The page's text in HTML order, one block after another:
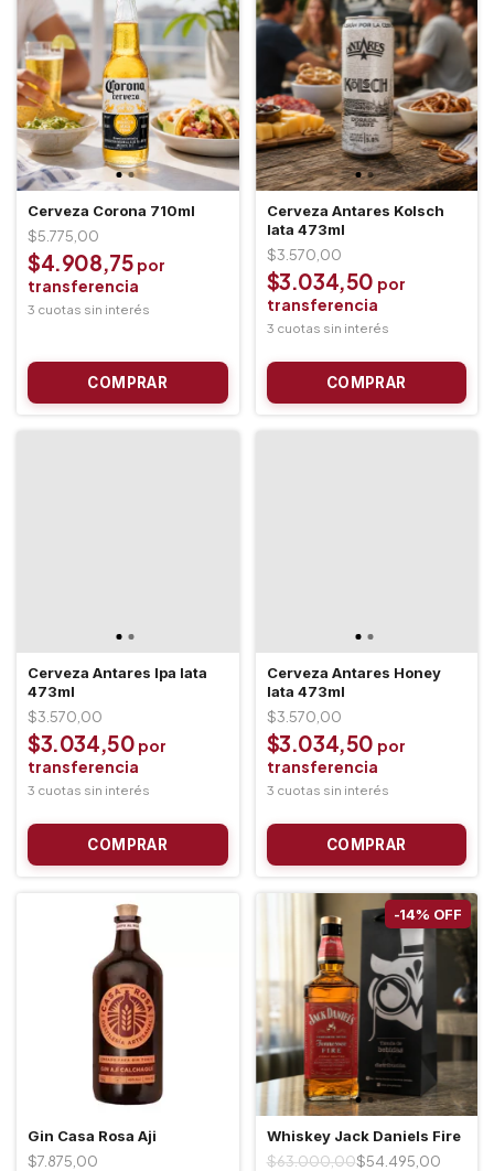
Cerveza Corona 710ml
$5.775,00
$4.908,75
Cerveza Antares Kolsch
lata 473ml
$3.570,00
$3.034,50
Cerveza Antares Ipa lata
473ml
$3.570,00
$3.034,50
Cerveza Antares Honey
lata 473ml
$3.570,00
$3.034,50
Gin Casa Rosa Aji
$7.875,00
Whiskey Jack Daniels Fire
-14% OFF
$54.495,00
$63.000,00